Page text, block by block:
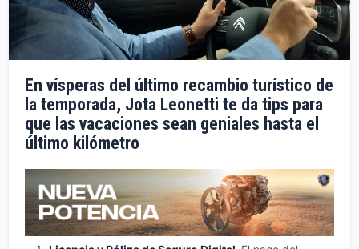
En vísperas del último recambio turístico de
la temporada, Jota Leonetti te da tips para
que las vacaciones sean geniales hasta el
último kilómetro